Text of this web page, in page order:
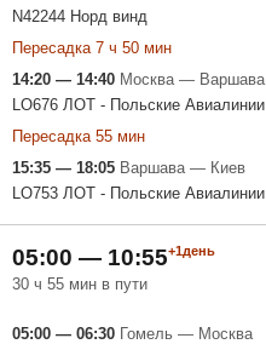
N42244 Норд винд
Пересадка 7 ч 50 мин
14:20 — 14:40 Москва — Варшава
LO676 ЛОТ - Польские Авиалинии
Пересадка 55 мин
15:35 — 18:05 Варшава — Киев
LO753 ЛОТ - Польские Авиалинии
05:00 — 10:55+1день
30 ч 55 мин в пути
05:00 — 06:30 Гомель — Москва